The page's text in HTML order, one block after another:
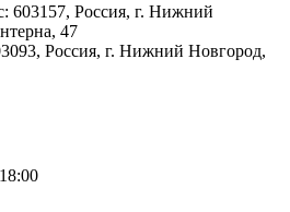
603157, Россия, г. Нижний
47
Россия, г. Нижний Новгород,